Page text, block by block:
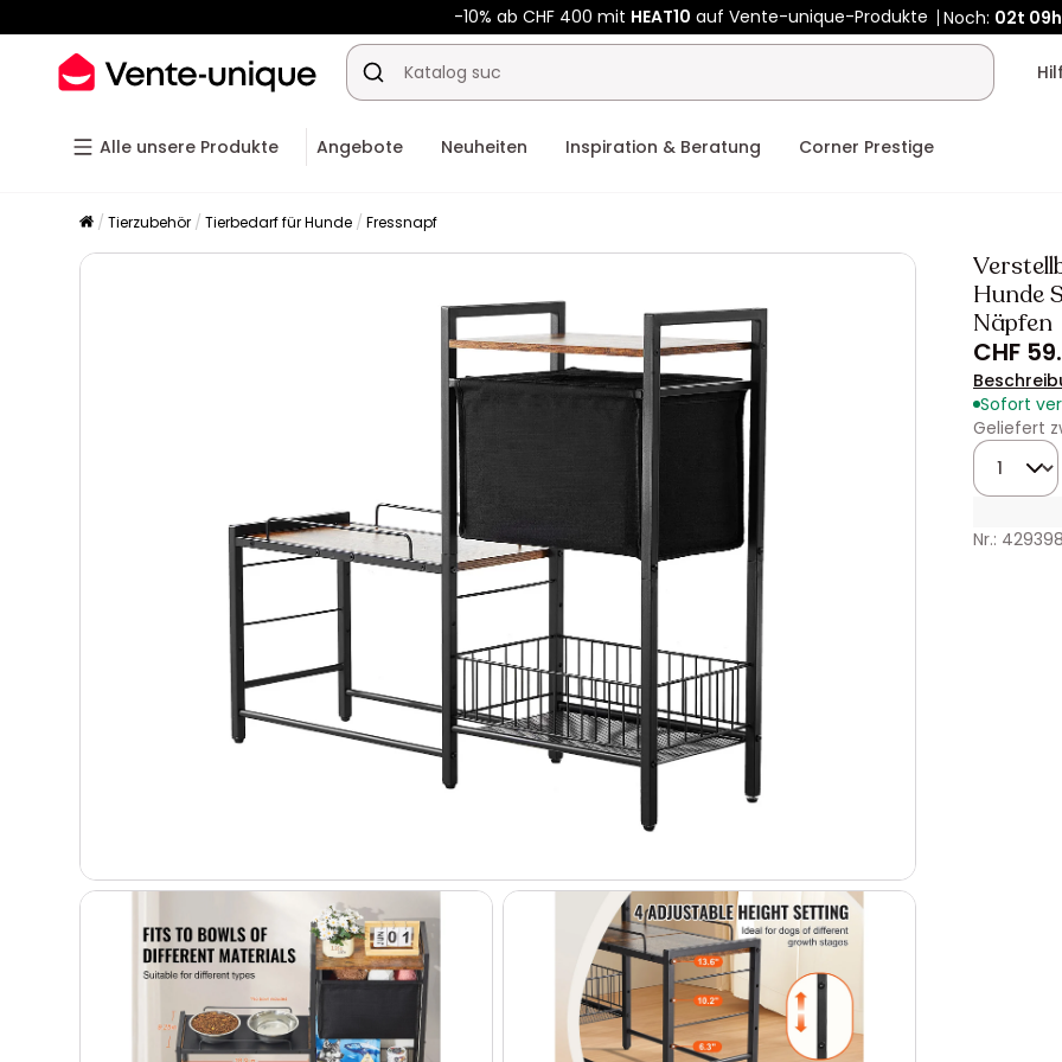
-10% ab CHF 400 mit HEAT10 auf Vente-unique-Produkte Noch: 02t 09h
Alle unsere Produkte Angebote Neuheiten Inspiration & Beratung Corner Prestige
Tierzubehör Tierbedarf für Hunde Fressnapf
Hunde
Näpfen
CHF
Sofort
Geliefert
Menge
Nr.: